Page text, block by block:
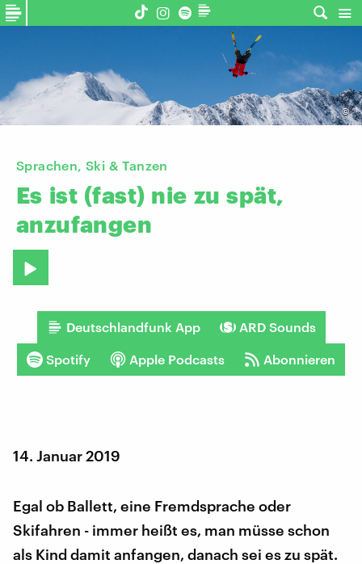
©
Sprachen, Ski & Tanzen
Es ist (fast) nie zu spät,
anzufangen
Deutschlandfunk App ARD Sounds
Spotify Apple Podcasts Abonnieren
14. Januar 2019
Egal ob Ballett, eine Fremdsprache oder
Skifahren - immer heißt es, man müsse schon
als Kind damit anfangen, danach sei es zu spät.